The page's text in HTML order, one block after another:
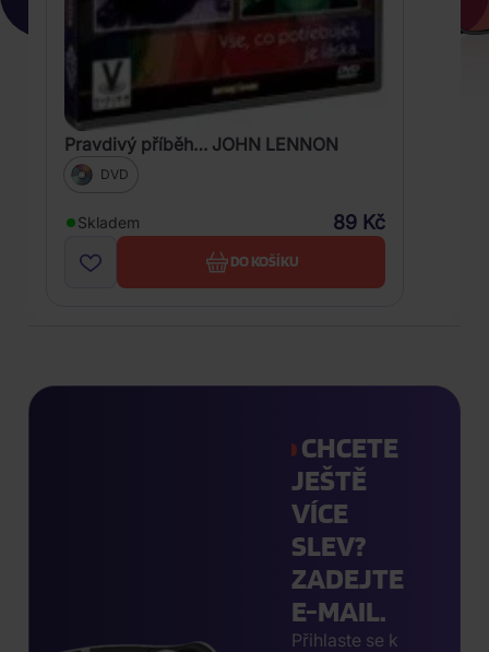
Pravdivý příběh… JOHN LENNON
DVD
Skladem 89 Kč
DO KOŠÍKU
CHCETE
JEŠTĚ
VÍCE
SLEV?
ZADEJTE
E-MAIL.
Přihlaste se k